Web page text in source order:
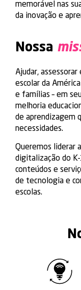
memorável nas
da inovação e
Nossa
Ajudar,
escolar da
e famílias – em
melhoria
de aprendizagem
necessidades.
Queremos liderar
digitalização do
conteúdos e
de tecnologia e
escolas.